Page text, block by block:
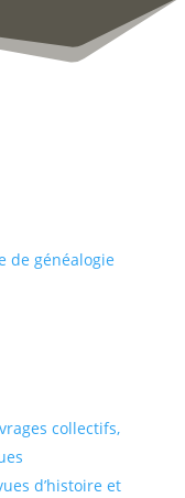
de généalogie
collectifs,
d’histoire et